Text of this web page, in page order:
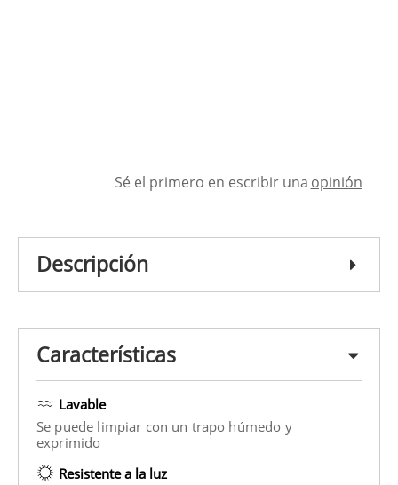
Sé el primero en escribir una opinión
Descripción
Características
Lavable
Se puede limpiar con un trapo húmedo y
exprimido
Resistente a la luz